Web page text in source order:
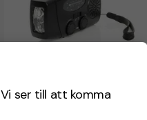
ser till att komma